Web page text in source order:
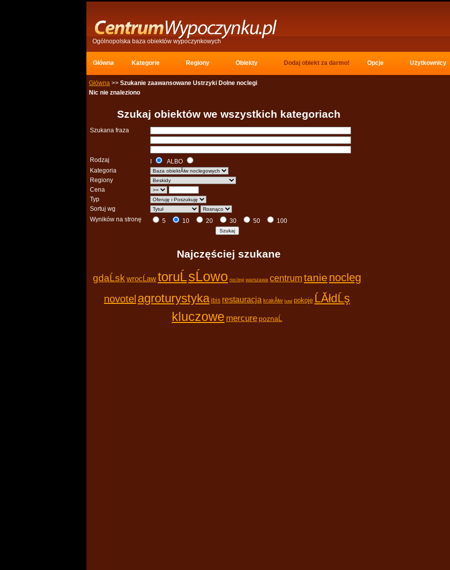
Ogólnopolska baza obiektów wypoczynkowych
Główna Kategorie Regiony Obiekty Dodaj obiekt za darmo! Opcje Użytkownicy
Główna >> Szukanie zaawansowane Ustrzyki Dolne noclegi
Nic nie znaleziono
Szukaj obiektów we wszystkich kategoriach
Szukana fraza
Rodzaj
ALBO
Kategoria
Regiony
Cena
Typ
Sortuj wg
Wyników na stronę
5 10 20 30 50 100
Najczęściej szukane
gdaĹsk wrocĹawtoruĹsĹowo noclegi warszawa centrum tanie nocleg
novotel agroturystyka ibis restauracja krakĂłw hotel pokoje ĹĂłdĹş
kluczowe mercure poznaĹ